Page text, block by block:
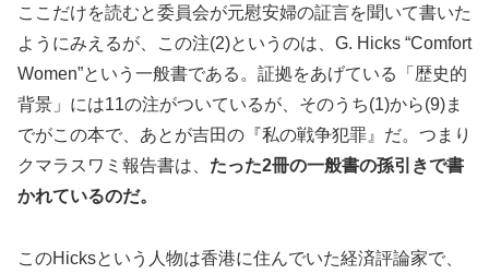
ここだけを読むと委員会が元慰安婦の証言を聞いて書いた
ようにみえるが、この注(2)というのは、G. Hicks “Comfort
Women”という一般書である。証拠をあげている「歴史的
背景」には11の注がついているが、そのうち(1)から(9)ま
でがこの本で、あとが吉田の『私の戦争犯罪』だ。つまり
クマラスワミ報告書は、 たった2冊の一般書の孫引きで書
かれているのだ。
このHicksという人物は香港に住んでいた経済評論家で、